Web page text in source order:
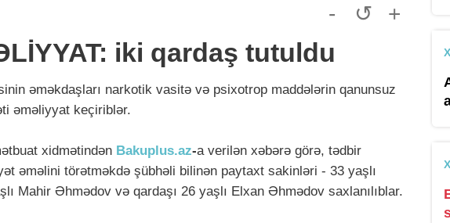
- ↺ +
iki qardaş tutuldu
əməkdaşları narkotik vasitə və psixotrop maddələrin qanunsuz
əməliyyat keçiriblər.
xidmətindən Bakuplus.az-a verilən xəbərə görə, tədbir
əməlini törətməkdə şübhəli bilinən paytaxt sakinləri - 33 yaşlı
Mahir Əhmədov və qardaşı 26 yaşlı Elxan Əhmədov saxlanılıblar.